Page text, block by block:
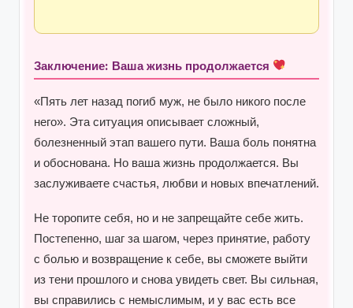
Заключение: Ваша жизнь продолжается
«Пять лет назад погиб муж, не было никого после
него». Эта ситуация описывает сложный,
болезненный этап вашего пути. Ваша боль понятна
и обоснована. Но ваша жизнь продолжается. Вы
заслуживаете счастья, любви и новых впечатлений.
Не торопите себя, но и не запрещайте себе жить.
Постепенно, шаг за шагом, через принятие, работу
с болью и возвращение к себе, вы сможете выйти
из тени прошлого и снова увидеть свет. Вы сильная,
вы справились с немыслимым, и у вас есть все